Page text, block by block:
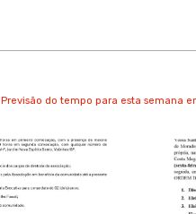
Previsão do tempo para esta semana